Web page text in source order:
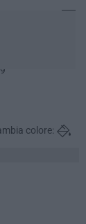
colore: